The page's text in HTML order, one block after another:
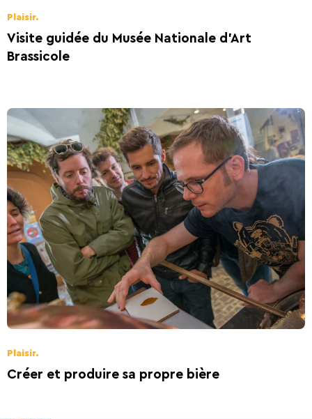
Plaisir.
Visite guidée du Musée Nationale d’Art
Brassicole
Plaisir.
Créer et produire sa propre bière